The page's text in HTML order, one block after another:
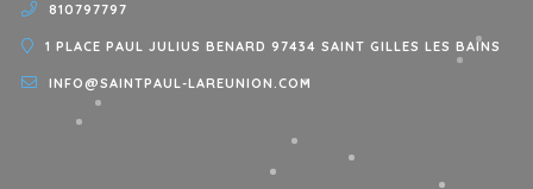
810797797
1 PLACE PAUL JULIUS BENARD 97434 SAINT GILLES LES BAINS
INFO@SAINTPAUL-LAREUNION.COM